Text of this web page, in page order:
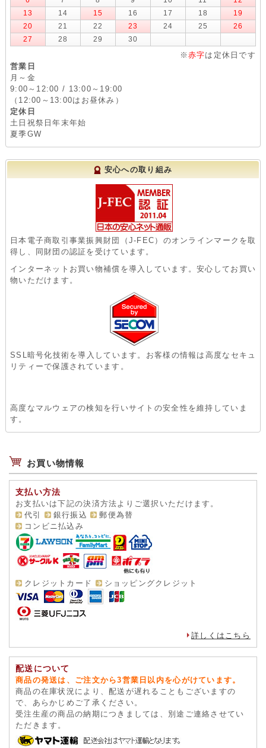
13
14 15 16 17 18
19
20
21 22 23 24 25
26
27
28 29 30
※ 赤字は定休日です
営業日
月～金
9:00～12:00 / 13:00～19:00
（12:00～13:00はお昼休み）
定休日
土日祝祭日年末年始
夏季GW
安心への取り組み
日本電子商取引事業振興財団（J-FEC）のオンラインマークを取
得し、同財団の認証を受けています。
インターネットお買い物補償を導入しています。安心してお買い
物いただけます。
SSL暗号化技術を導入しています。お客様の情報は高度なセキュ
リティーで保護されています。
高度なマルウェアの検知を行いサイトの安全性を維持していま
す。
お買い物情報
支払い方法
お支払いは下記の決済方法よりご選択いただけます。
代引
銀行振込
郵便為替
コンビニ払込み
クレジットカード ショッピングクレジット
詳しくはこちら
配送について
商品の発送は、ご注文から3営業日以内を心がけています。
商品の在庫状況により、配送が遅れることもございますの
で、あらかじめご了承ください。
受注生産の商品の納期につきましては、別途ご連絡させてい
ただきます。